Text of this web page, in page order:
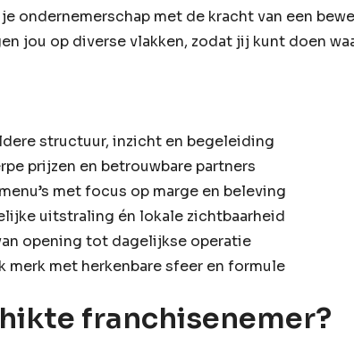
ondernemerschap met de kracht van een
jou op diverse vlakken, zodat jij kunt doen
structuur, inzicht en begeleiding
prijzen en betrouwbare partners
met focus op marge en beleving
uitstraling én lokale zichtbaarheid
opening tot dagelijkse operatie
merk met herkenbare sfeer en formule
franchisenemer?